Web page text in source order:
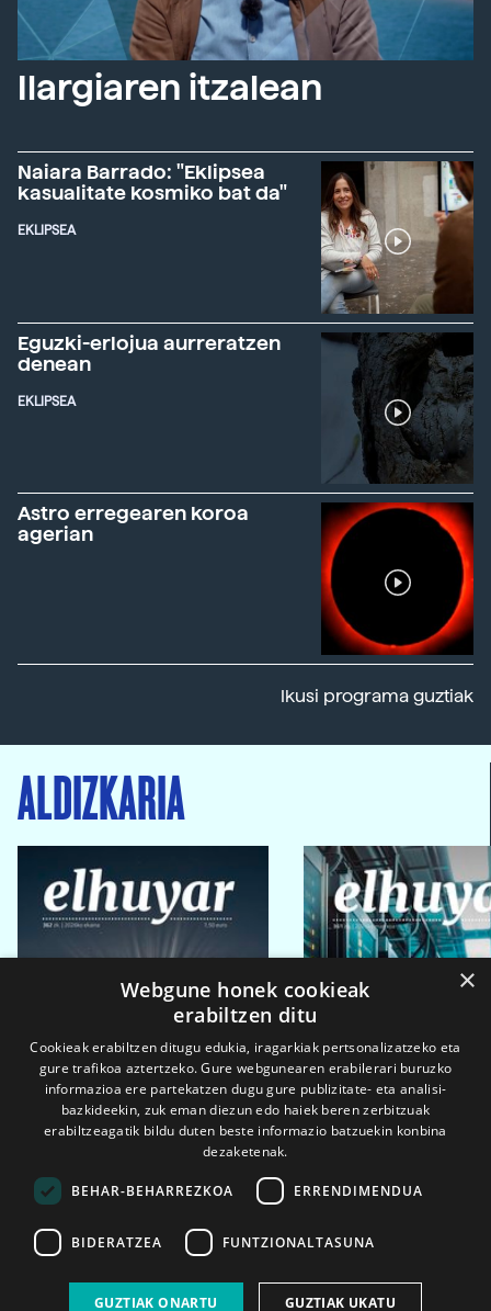
Ilargiaren itzalean
Naiara Barrado: "Eklipsea
kasualitate kosmiko bat da"
EKLIPSEA
Eguzki-erlojua aurreratzen
denean
EKLIPSEA
Astro erregearen koroa
agerian
Ikusi programa guztiak
ALDIZKARIA
2026ko eka. 1a 2026ko mar. 1a
×
Webgune honek cookieak
erabiltzen ditu
Cookieak erabiltzen ditugu edukia, iragarkiak pertsonalizatzeko eta
gure trafikoa aztertzeko. Gure webgunearen erabilerari buruzko
informazioa ere partekatzen dugu gure publizitate- eta analisi-
bazkideekin, zuk eman diezun edo haiek beren zerbitzuak
erabiltzeagatik bildu duten beste informazio batzuekin konbina
dezaketenak.
BEHAR-BEHARREZKOA ERRENDIMENDUA
BIDERATZEA FUNTZIONALTASUNA
GUZTIAK ONARTU GUZTIAK UKATU